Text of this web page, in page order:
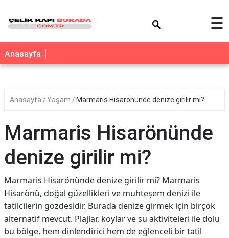
☰
Anasayfa
Anasayfa Yaşam Marmaris Hisarönünde denize girilir mi?
Marmaris Hisarönünde
denize girilir mi?
Marmaris Hisarönünde denize girilir mi? Marmaris
Hisarönü, doğal güzellikleri ve muhteşem denizi ile
tatilcilerin gözdesidir. Burada denize girmek için birçok
alternatif mevcut. Plajlar, koylar ve su aktiviteleri ile dolu
bu bölge, hem dinlendirici hem de eğlenceli bir tatil